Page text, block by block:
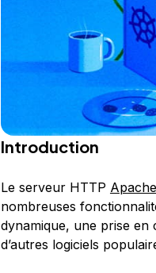
Introduction
Le serveur HTTP Apache
nombreuses
dynamique, une prise en
d’autres logiciels